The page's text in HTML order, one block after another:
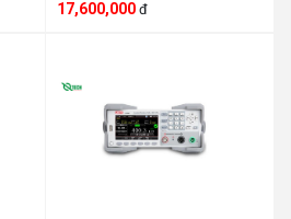
17,600,000 đ